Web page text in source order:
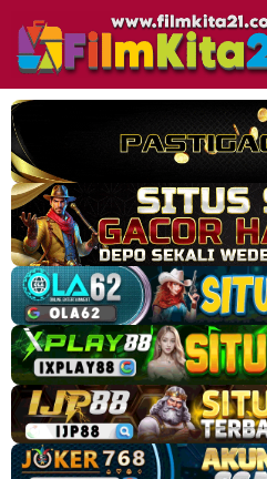
konten